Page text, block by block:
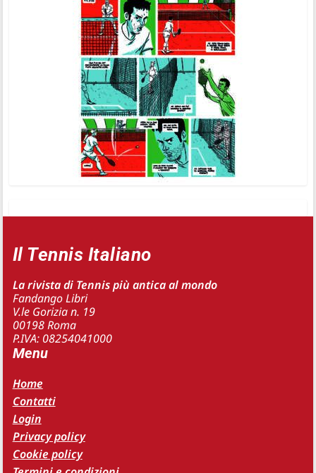
Il Tennis Italiano
La rivista di Tennis più antica al mondo
Fandango Libri
V.le Gorizia n. 19
00198 Roma
P.IVA: 08254041000
Menu
Home
Contatti
Login
Privacy policy
Cookie policy